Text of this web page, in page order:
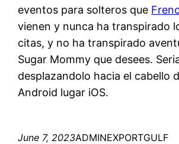
eventos para solteros que
vienen y nunca ha transpirado
citas, y no ha transpirado
Sugar Mommy que desees.
desplazandolo hacia el cabello
Android lugar iOS.
June 7, 2023ADMINEXPORTGULF